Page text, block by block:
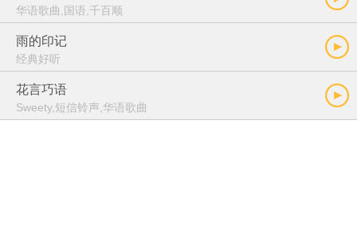
华语歌曲,国语,千百顺
雨的印记
经典好听
花言巧语
Sweety,短信铃声,华语歌曲